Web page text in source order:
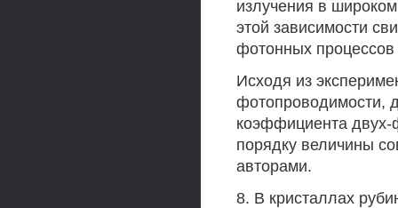
излучения в
этой зависимости
фотонных
Исходя из
фотопроводимости,
коэффициента двух-
порядку величины
авторами.
8. В кристаллах